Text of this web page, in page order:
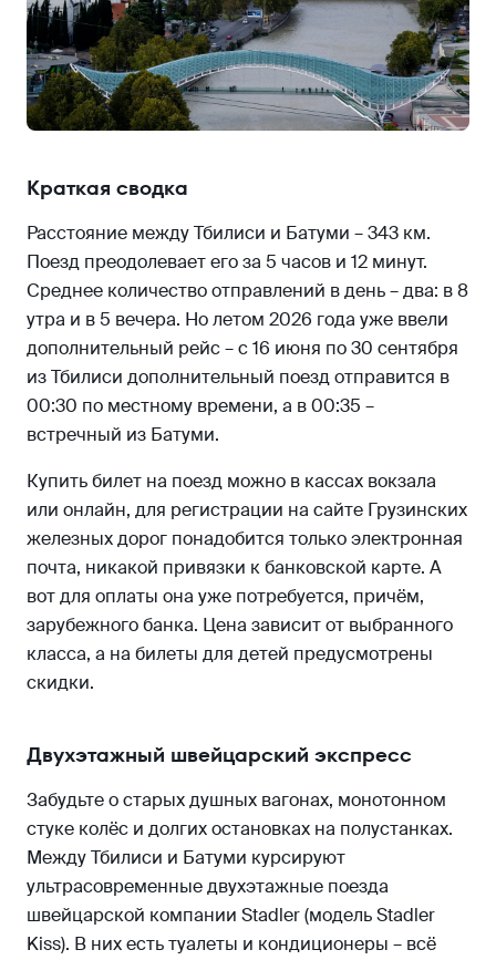
Краткая сводка
Расстояние между Тбилиси и Батуми – 343 км.
Поезд преодолевает его за 5 часов и 12 минут.
Среднее количество отправлений в день – два: в 8
утра и в 5 вечера. Но летом 2026 года уже ввели
дополнительный рейс – с 16 июня по 30 сентября
из Тбилиси дополнительный поезд отправится в
00:30 по местному времени, а в 00:35 –
встречный из Батуми.
Купить билет на поезд можно в кассах вокзала
или онлайн, для регистрации на сайте Грузинских
железных дорог понадобится только электронная
почта, никакой привязки к банковской карте. А
вот для оплаты она уже потребуется, причём,
зарубежного банка. Цена зависит от выбранного
класса, а на билеты для детей предусмотрены
скидки.
Двухэтажный швейцарский экспресс
Забудьте о старых душных вагонах, монотонном
стуке колёс и долгих остановках на полустанках.
Между Тбилиси и Батуми курсируют
ультрасовременные двухэтажные поезда
швейцарской компании Stadler (модель Stadler
Kiss). В них есть туалеты и кондиционеры – всё